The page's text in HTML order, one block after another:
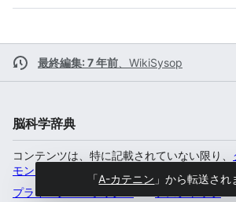
最終編集: 7 年前 WikiSysop
脳科学辞典
コンテンツは、特に記載されていない限り、
モンズ 表示-非営利-継承 4.0 国際
プライバシー・ポリシー
「Α-カテニン 」から転送され